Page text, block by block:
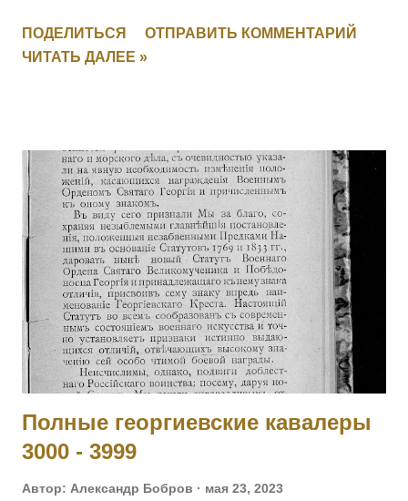
27.09.1915. 5005 ПОЛОМАРЧУК Николай — 126 пех.
Рыльский полк, 5 рота, фельдфебель. За отличие в бою
11 рота, ст. унтер-офицер. За отличие в бою 27.09.1915.
5008 КЛОПЧУК Василий — 126 пех. Рыльский полк, 16 рота,
мл. унтер-офицер. За отличие в бою 27.09.1915. 5009
МОНЧАРУК Сильвестр — 126 пех. Рыльский полк,
пулеметная команда, ст. унтер-офицер. За отличие в бою
27.09.1915. 5010 ОБЕДЗИНСКИЙ Игнатий — 126 пех.
Рыльский полк, пулеметная команда, ст. унтер-офицер. За
отличие в бою 27.09.1915. 5011 - 5012 Фамилия не
установлена. 5013 БАММАТОВ Бийглыч — 2 Дагестанский
ПОДЕЛИТЬСЯ
ОТПРАВИТЬ КОММЕНТАРИЙ
ЧИТАТЬ ДАЛЕЕ »
Полные георгиевские кавалеры
3000 - 3999
Автор: Александр Бобров мая 23, 2023